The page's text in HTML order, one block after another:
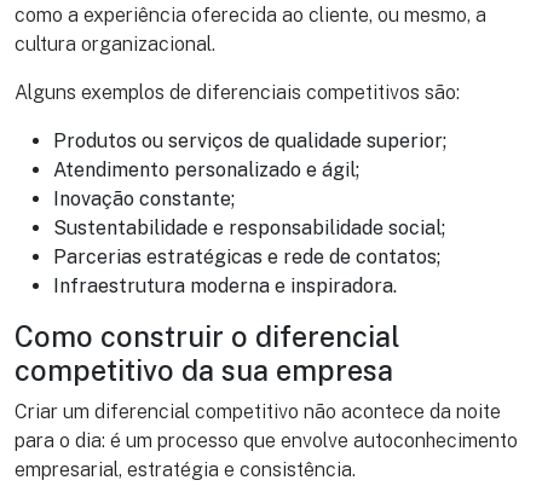
como a experiência oferecida ao cliente, ou mesmo, a
cultura organizacional.
Alguns exemplos de diferenciais competitivos são:
Produtos ou serviços de qualidade superior;
Atendimento personalizado e ágil;
Inovação constante;
Sustentabilidade e responsabilidade social;
Parcerias estratégicas e rede de contatos;
Infraestrutura moderna e inspiradora.
Como construir o diferencial
competitivo da sua empresa
Criar um diferencial competitivo não acontece da noite
para o dia: é um processo que envolve autoconhecimento
empresarial, estratégia e consistência.